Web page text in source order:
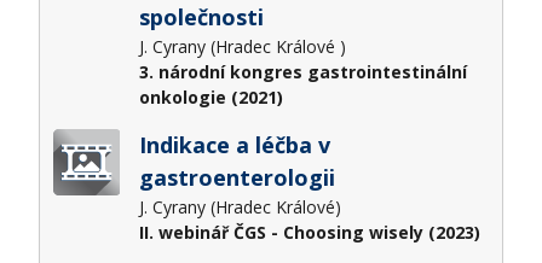
společnosti
J. Cyrany (Hradec Králové )
3. národní kongres gastrointestinální
onkologie (2021)
Indikace a léčba v
gastroenterologii
J. Cyrany (Hradec Králové)
II. webinář ČGS - Choosing wisely (2023)